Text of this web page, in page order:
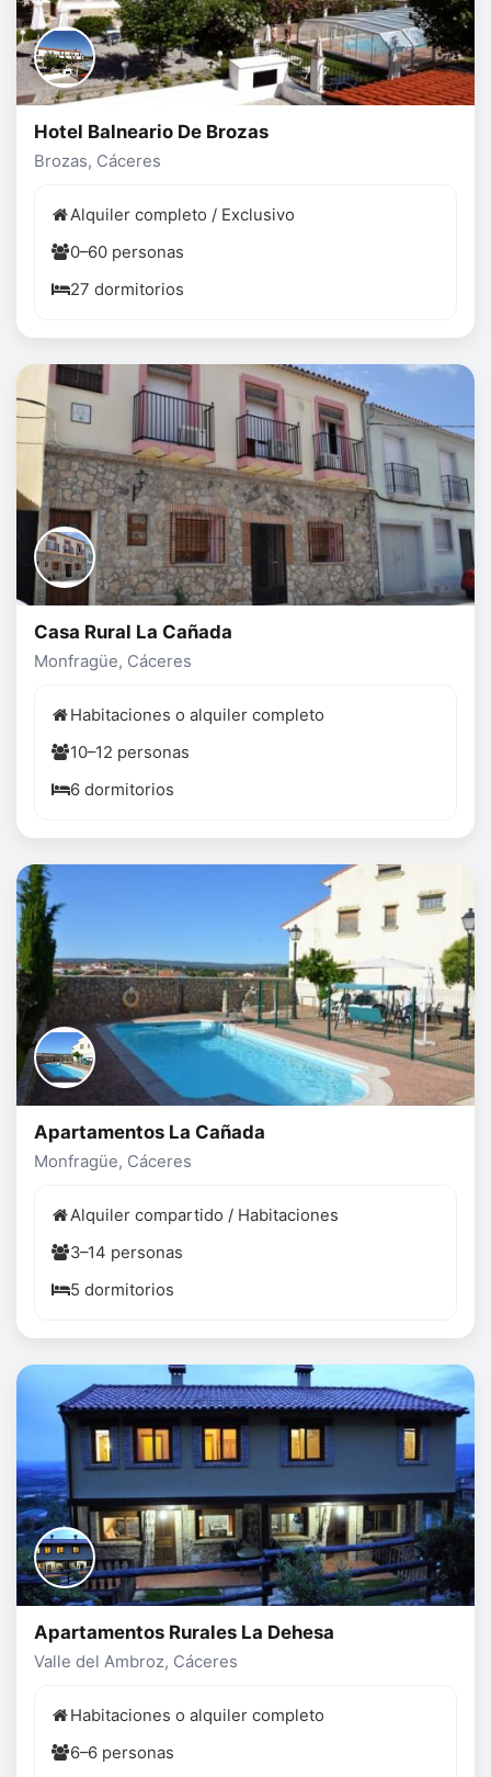
Hotel Balneario De Brozas
Brozas, Cáceres
Alquiler completo / Exclusivo
0–60 personas
27 dormitorios
Casa Rural La Cañada
Monfragüe, Cáceres
Habitaciones o alquiler completo
10–12 personas
6 dormitorios
Apartamentos La Cañada
Monfragüe, Cáceres
Alquiler compartido / Habitaciones
3–14 personas
5 dormitorios
Apartamentos Rurales La Dehesa
Valle del Ambroz, Cáceres
Habitaciones o alquiler completo
6–6 personas